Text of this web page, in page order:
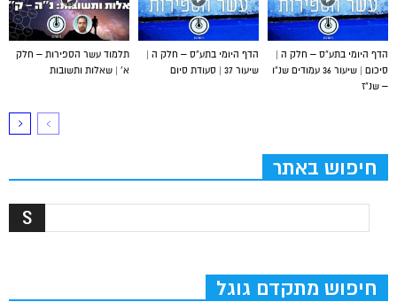
תלמוד עשר הספירות – חלק
א’ | שאלות ותשובות
הדף היומי בתע”ס – חלק ה |
שיעור 37 | סעודת סיום
הדף היומי בתע”ס – חלק ה |
סיכום | שיעור 36 עמודים שנ”ו
– שנ”ז
חיפוש באתר
חיפוש מתקדם גוגל